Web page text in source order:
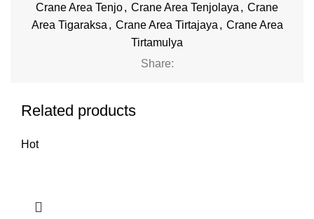
Crane Area Tenjo, Crane Area Tenjolaya , Crane
Area Tigaraksa , Crane Area Tirtajaya , Crane Area
Tirtamulya
Share:
Related products
Hot